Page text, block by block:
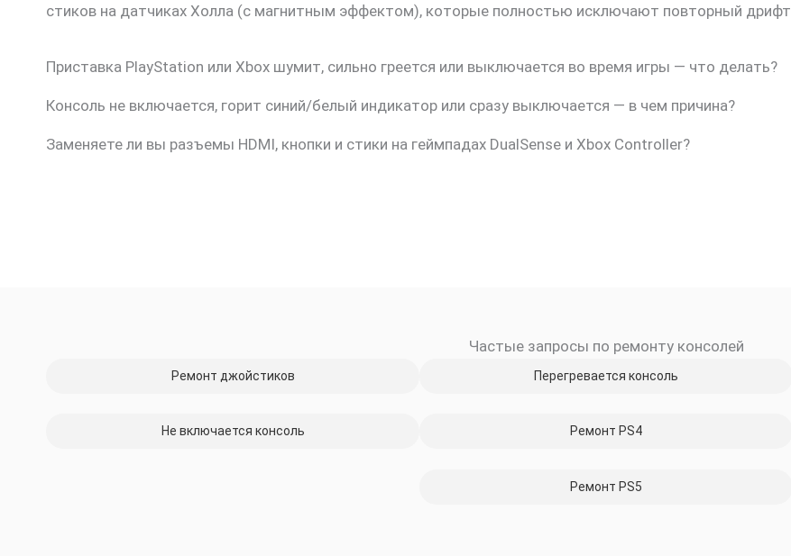
стиков на датчиках Холла (с магнитным эффектом), которые полностью исключают повторный дрифт
Приставка PlayStation или Xbox шумит, сильно греется или выключается во время игры — что делать?
Консоль не включается, горит синий/белый индикатор или сразу выключается — в чем причина?
Заменяете ли вы разъемы HDMI, кнопки и стики на геймпадах DualSense и Xbox Controller?
Частые запросы по ремонту консолей
Ремонт джойстиков
Не включается консоль
Перегревается консоль
Ремонт PS4
Ремонт PS5